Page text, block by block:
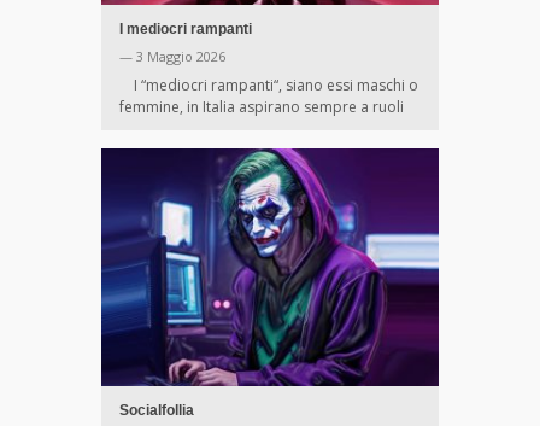
I mediocri rampanti
— 3 Maggio 2026
I “mediocri rampanti“, siano essi maschi o
femmine, in Italia aspirano sempre a ruoli
Socialfollia